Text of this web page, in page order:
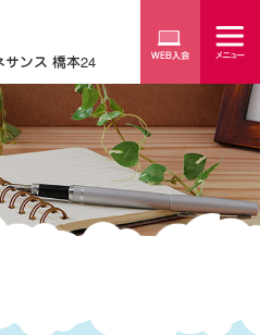
サンス 橋本24